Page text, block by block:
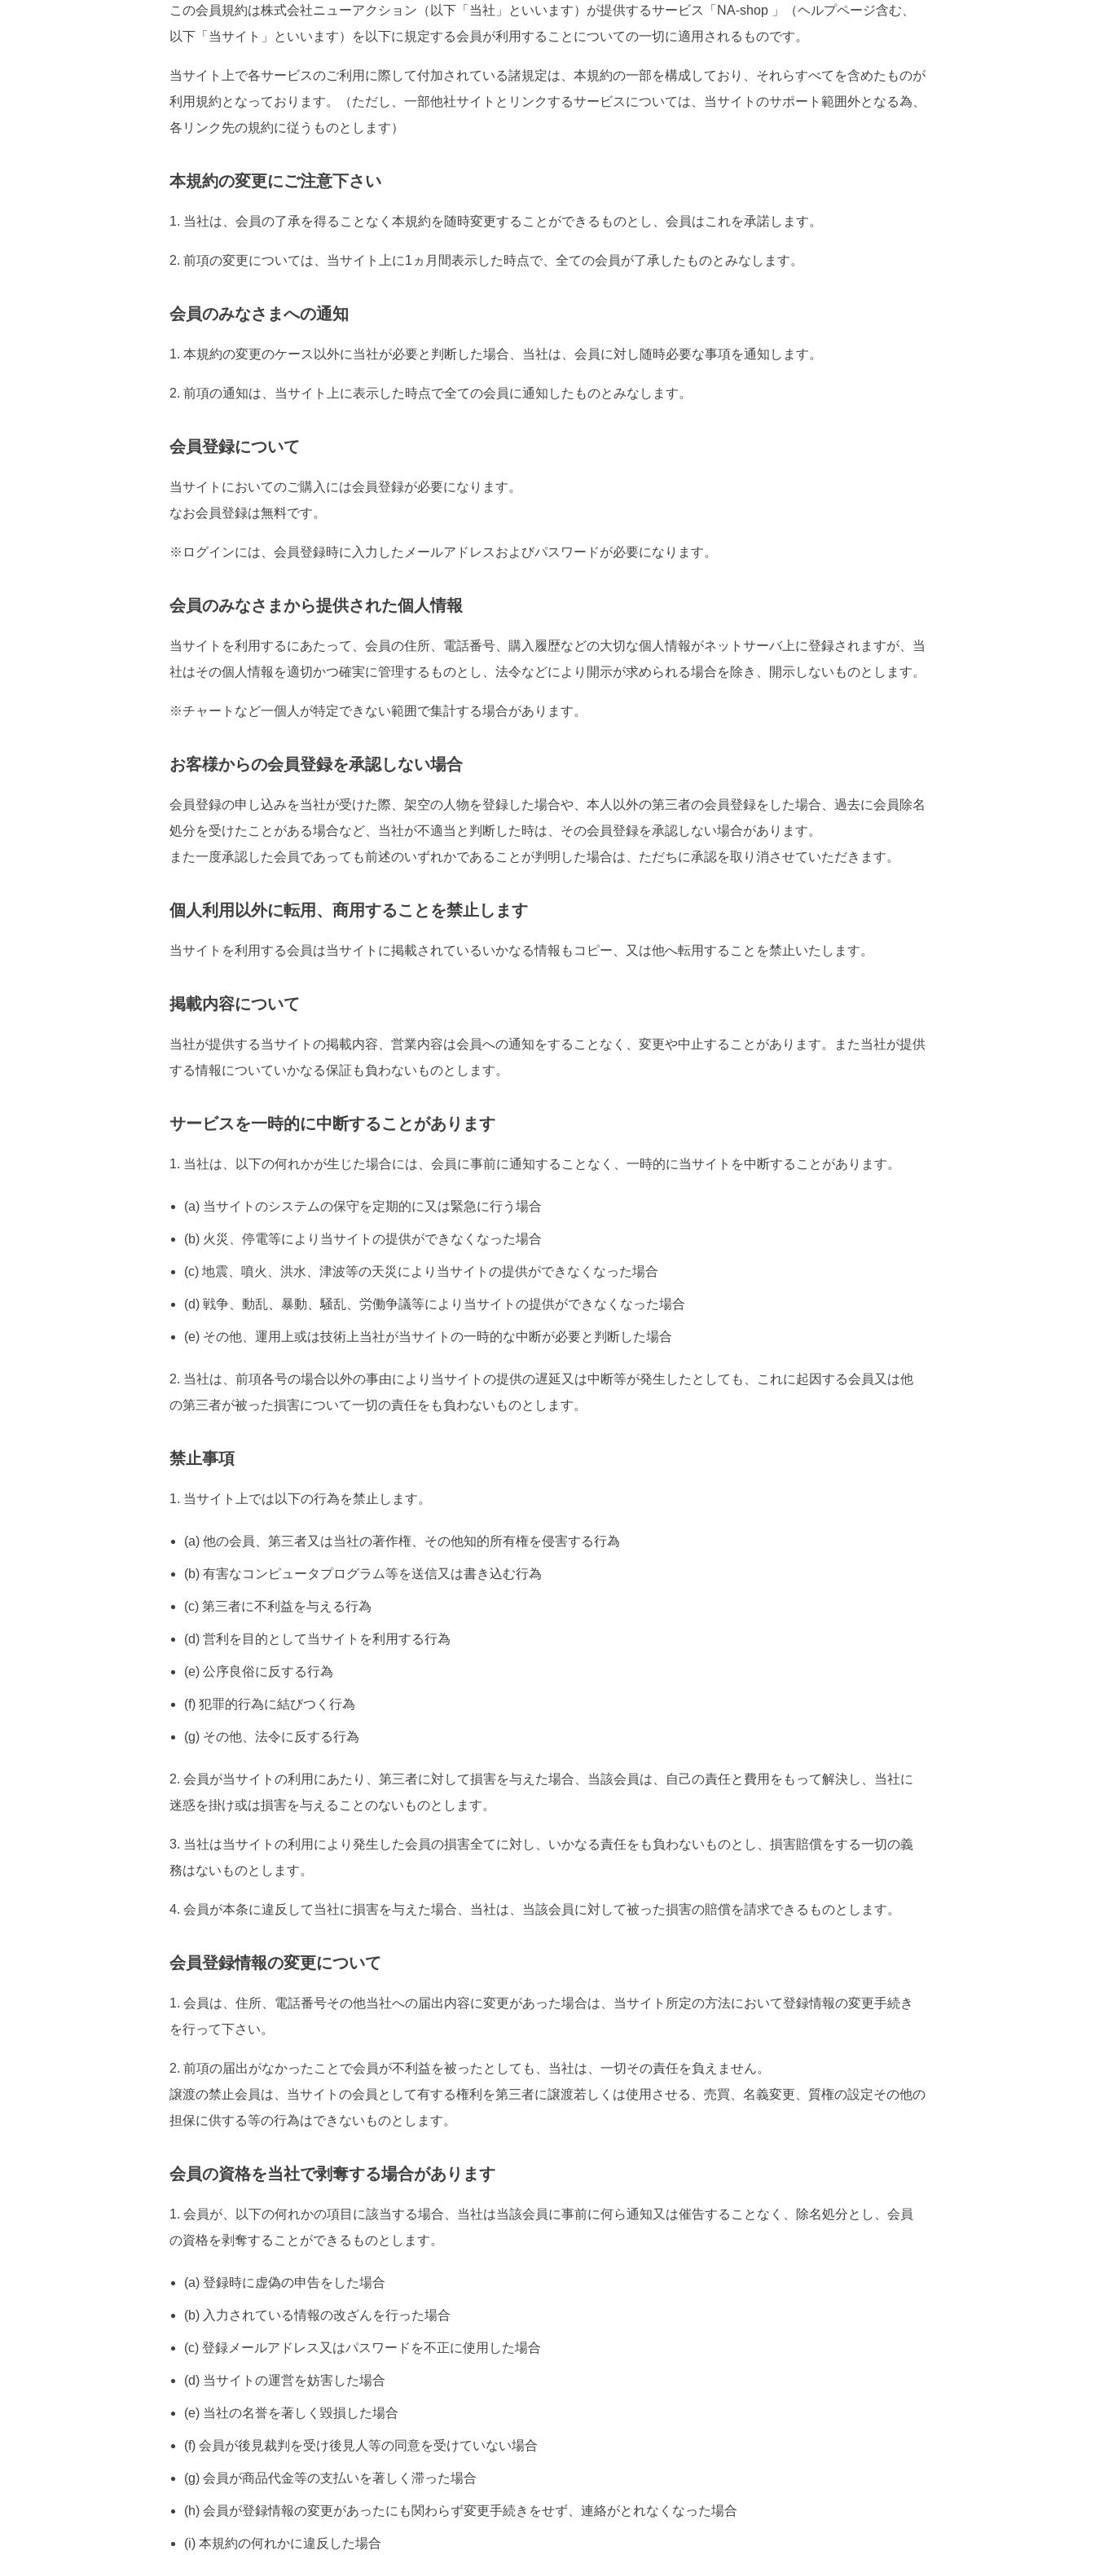
この会員規約は株式会社ニューアクション（以下「当社」といいます）が提供するサービス「NA-shop 」（ヘルプページ含む、
以下「当サイト」といいます）を以下に規定する会員が利用することについての一切に適用されるものです。
当サイト上で各サービスのご利用に際して付加されている諸規定は、本規約の一部を構成しており、それらすべてを含めたものが
利用規約となっております。（ただし、一部他社サイトとリンクするサービスについては、当サイトのサポート範囲外となる為、
各リンク先の規約に従うものとします）
本規約の変更にご注意下さい
1. 当社は、会員の了承を得ることなく本規約を随時変更することができるものとし、会員はこれを承諾します。
2. 前項の変更については、当サイト上に1ヵ月間表示した時点で、全ての会員が了承したものとみなします。
会員のみなさまへの通知
1. 本規約の変更のケース以外に当社が必要と判断した場合、当社は、会員に対し随時必要な事項を通知します。
2. 前項の通知は、当サイト上に表示した時点で全ての会員に通知したものとみなします。
会員登録について
当サイトにおいてのご購入には会員登録が必要になります。
なお会員登録は無料です。
※ログインには、会員登録時に入力したメールアドレスおよびパスワードが必要になります。
会員のみなさまから提供された個人情報
当サイトを利用するにあたって、会員の住所、電話番号、購入履歴などの大切な個人情報がネットサーバ上に登録されますが、当
社はその個人情報を適切かつ確実に管理するものとし、法令などにより開示が求められる場合を除き、開示しないものとします。
※チャートなど一個人が特定できない範囲で集計する場合があります。
お客様からの会員登録を承認しない場合
会員登録の申し込みを当社が受けた際、架空の人物を登録した場合や、本人以外の第三者の会員登録をした場合、過去に会員除名
処分を受けたことがある場合など、当社が不適当と判断した時は、その会員登録を承認しない場合があります。
また一度承認した会員であっても前述のいずれかであることが判明した場合は、ただちに承認を取り消させていただきます。
個人利用以外に転用、商用することを禁止します
当サイトを利用する会員は当サイトに掲載されているいかなる情報もコピー、又は他へ転用することを禁止いたします。
掲載内容について
当社が提供する当サイトの掲載内容、営業内容は会員への通知をすることなく、変更や中止することがあります。また当社が提供
する情報についていかなる保証も負わないものとします。
サービスを一時的に中断することがあります
1. 当社は、以下の何れかが生じた場合には、会員に事前に通知することなく、一時的に当サイトを中断することがあります。
(a) 当サイトのシステムの保守を定期的に又は緊急に行う場合
(b) 火災、停電等により当サイトの提供ができなくなった場合
(c) 地震、噴火、洪水、津波等の天災により当サイトの提供ができなくなった場合
(d) 戦争、動乱、暴動、騒乱、労働争議等により当サイトの提供ができなくなった場合
(e) その他、運用上或は技術上当社が当サイトの一時的な中断が必要と判断した場合
2. 当社は、前項各号の場合以外の事由により当サイトの提供の遅延又は中断等が発生したとしても、これに起因する会員又は他
の第三者が被った損害について一切の責任をも負わないものとします。
禁止事項
1. 当サイト上では以下の行為を禁止します。
(a) 他の会員、第三者又は当社の著作権、その他知的所有権を侵害する行為
(b) 有害なコンピュータプログラム等を送信又は書き込む行為
(c) 第三者に不利益を与える行為
(d) 営利を目的として当サイトを利用する行為
(e) 公序良俗に反する行為
(f) 犯罪的行為に結びつく行為
(g) その他、法令に反する行為
2. 会員が当サイトの利用にあたり、第三者に対して損害を与えた場合、当該会員は、自己の責任と費用をもって解決し、当社に
迷惑を掛け或は損害を与えることのないものとします。
3. 当社は当サイトの利用により発生した会員の損害全てに対し、いかなる責任をも負わないものとし、損害賠償をする一切の義
務はないものとします。
4. 会員が本条に違反して当社に損害を与えた場合、当社は、当該会員に対して被った損害の賠償を請求できるものとします。
会員登録情報の変更について
1. 会員は、住所、電話番号その他当社への届出内容に変更があった場合は、当サイト所定の方法において登録情報の変更手続き
を行って下さい。
2. 前項の届出がなかったことで会員が不利益を被ったとしても、当社は、一切その責任を負えません。
譲渡の禁止会員は、当サイトの会員として有する権利を第三者に譲渡若しくは使用させる、売買、名義変更、質権の設定その他の
担保に供する等の行為はできないものとします。
会員の資格を当社で剥奪する場合があります
1. 会員が、以下の何れかの項目に該当する場合、当社は当該会員に事前に何ら通知又は催告することなく、除名処分とし、会員
の資格を剥奪することができるものとします。
(a) 登録時に虚偽の申告をした場合
(b) 入力されている情報の改ざんを行った場合
(c) 登録メールアドレス又はパスワードを不正に使用した場合
(d) 当サイトの運営を妨害した場合
(e) 当社の名誉を著しく毀損した場合
(f) 会員が後見裁判を受け後見人等の同意を受けていない場合
(g) 会員が商品代金等の支払いを著しく滞った場合
(h) 会員が登録情報の変更があったにも関わらず変更手続きをせず、連絡がとれなくなった場合
(i) 本規約の何れかに違反した場合